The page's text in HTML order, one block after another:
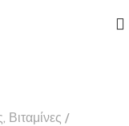
, Βιταμίνες